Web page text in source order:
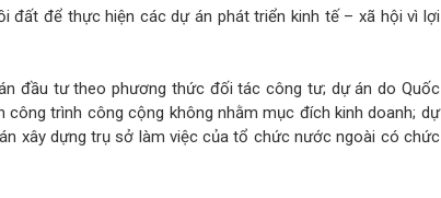
đất để thực hiện các dự án phát triển kinh tế – xã hội vì lợi
đầu tư theo phương thức đối tác công tư; dự án do Quốc
trình công cộng không nhằm mục đích kinh doanh; dự
xây dựng trụ sở làm việc của tổ chức nước ngoài có chức